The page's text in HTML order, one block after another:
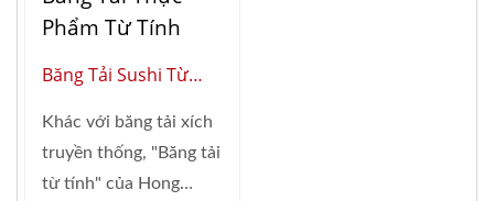
Phẩm Từ Tính
Băng Tải Sushi Từ
Toàn Cầu Về Tự Động
Hóa Nhà Hàng Thông
Khác với băng tải xích
truyền thống, "Băng tải
từ tính" của Hong